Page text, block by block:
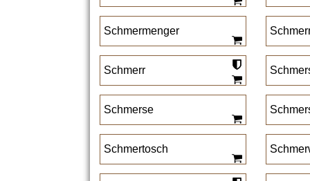
Schmermenger
Schmerr
Schmerse
Schmertosch